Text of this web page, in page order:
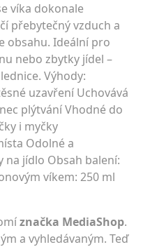
víka dokonale
přebytečný vzduch a
obsahu. Ideální pro
nebo zbytky jídel –
Výhody:
uzavření Uchovává
plýtvání Vhodné do
i myčky
Odolné a
na jídlo Obsah balení:
víkem: 250 ml
značka MediaShop.
a vyhledávaným. Teď